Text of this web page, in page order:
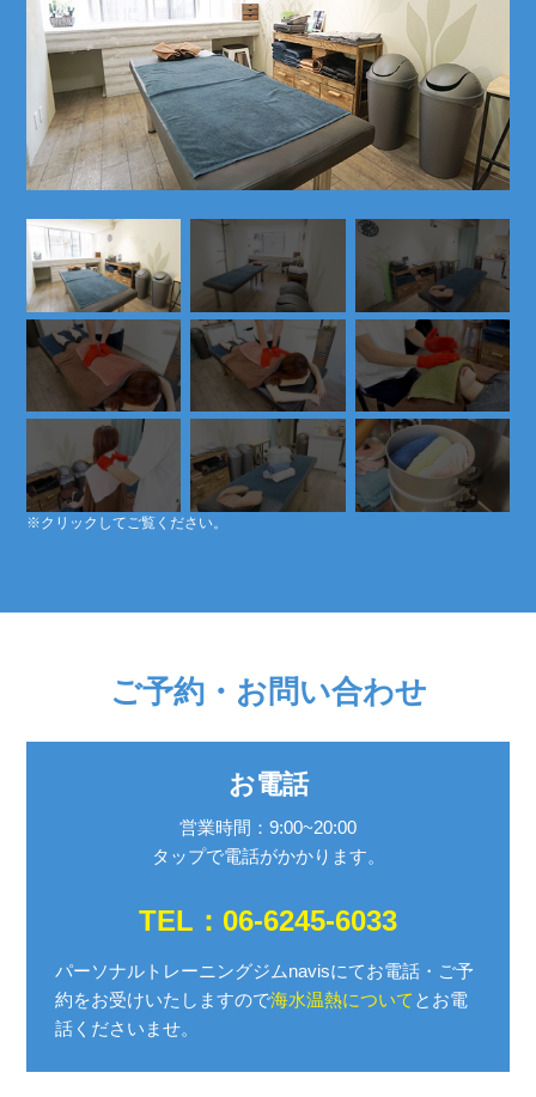
※クリックしてご覧ください。
ご予約・お問い合わせ
お電話
営業時間：9:00~20:00
タップで電話がかかります。
TEL：06-6245-6033
パーソナルトレーニングジムnavisにてお電話・ご予
約をお受けいたしますので海水温熱について とお電
話くださいませ。